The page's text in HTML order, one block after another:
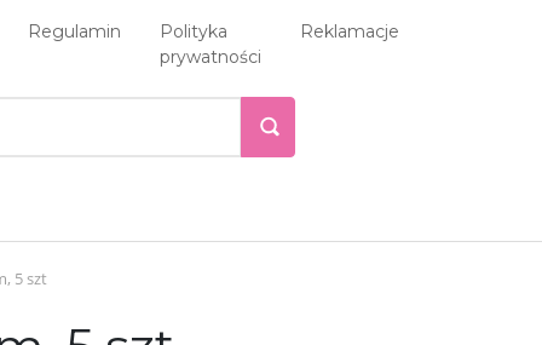
Regulamin
Polityka
prywatności
Reklamacje
5 szt